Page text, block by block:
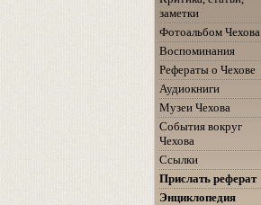
заметки
Фотоальбом Чехова
Воспоминания
Рефераты о Чехове
Аудиокниги
Музеи Чехова
События вокруг
Чехова
Ссылки
Прислать реферат
Энциклопедия